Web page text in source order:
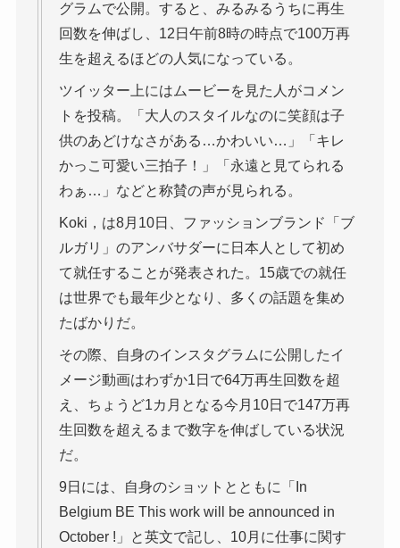
グラムで公開。すると、みるみるうちに再生
回数を伸ばし、12日午前8時の時点で100万再
生を超えるほどの人気になっている。
ツイッター上にはムービーを見た人がコメン
トを投稿。「大人のスタイルなのに笑顔は子
供のあどけなさがある…かわいい…」「キレ
かっこ可愛い三拍子！」「永遠と見てられる
わぁ…」などと称賛の声が見られる。
Koki，は8月10日、ファッションブランド「ブ
ルガリ」のアンバサダーに日本人として初め
て就任することが発表された。15歳での就任
は世界でも最年少となり、多くの話題を集め
たばかりだ。
その際、自身のインスタグラムに公開したイ
メージ動画はわずか1日で64万再生回数を超
え、ちょうど1カ月となる今月10日で147万再
生回数を超えるまで数字を伸ばしている状況
だ。
9日には、自身のショットとともに「In
Belgium BE This work will be announced in
October !」と英文で記し、10月に仕事に関す